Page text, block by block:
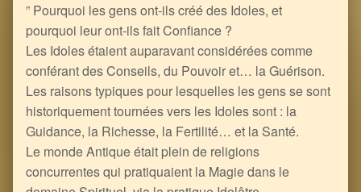
” Pourquoi les gens ont-ils créé des Idoles, et
pourquoi leur ont-ils fait Confiance ?
Les Idoles étaient auparavant considérées comme
conférant des Conseils, du Pouvoir et… la Guérison.
Les raisons typiques pour lesquelles les gens se sont
historiquement tournées vers les Idoles sont : la
Guidance, la Richesse, la Fertilité… et la Santé.
Le monde Antique était plein de religions
concurrentes qui pratiquaient la Magie dans le